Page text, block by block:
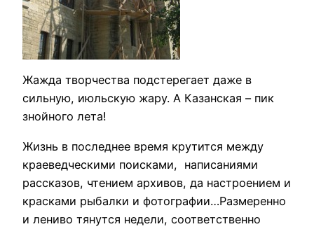
Жажда творчества подстерегает даже в
сильную, июльскую жару. А Казанская – пик
знойного лета!
Жизнь в последнее время крутится между
краеведческими поисками, написаниями
рассказов, чтением архивов, да настроением и
красками рыбалки и фотографии…Размеренно
и лениво тянутся недели, соответственно